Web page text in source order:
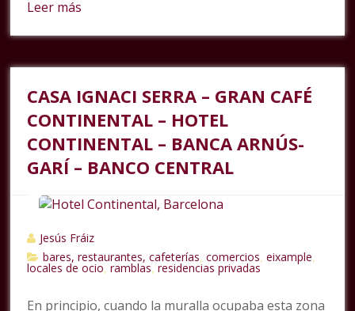
Leer más
CASA IGNACI SERRA – GRAN CAFÉ
CONTINENTAL – HOTEL
CONTINENTAL – BANCA ARNÚS-
GARÍ – BANCO CENTRAL
Jesús Fráiz
bares, restaurantes, cafeterías
,comercios ,eixample
locales de ocio ,ramblas ,residencias privadas
En principio, cuando la muralla ocupaba esta zona